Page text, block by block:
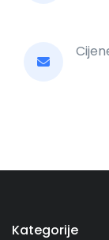
Kategorije